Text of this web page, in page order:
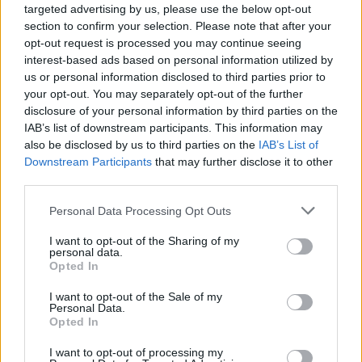
targeted advertising by us, please use the below opt-out
section to confirm your selection. Please note that after your
opt-out request is processed you may continue seeing
interest-based ads based on personal information utilized by
us or personal information disclosed to third parties prior to
your opt-out. You may separately opt-out of the further
disclosure of your personal information by third parties on the
IAB’s list of downstream participants. This information may
also be disclosed by us to third parties on the IAB’s List of
Downstream Participants that may further disclose it to other
Personal Data Processing Opt Outs
I want to opt-out of the Sharing of my
personal data.
Opted In
I want to opt-out of the Sale of my
Personal Data.
Opted In
I want to opt-out of processing my
długodojrzewające. Pamiętajmy - odpowiednio
dobrana dieta i zdrowy tryb życia to pierwsze kroki w
zdrowie
. Nie zapominajmy jednak o kontroli
lekarskiej!
Dobry tekst? Udostępnij go na Facebooku?
na
News
POWIĄZANE
Zdrowy tryb życia
Kategorie medyczne Choroby nadciśnieniowe